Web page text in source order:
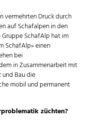
vermehrten Druck durch
auf Schafalpen in den
SchafAlp hat im
SchafAlp» einen
bei
in Zusammenarbeit mit
Bau die
mobil und permanent
züchten?